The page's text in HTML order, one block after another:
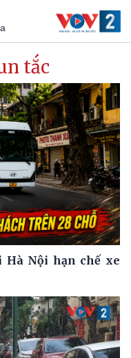
tắc
Nội hạn chế xe